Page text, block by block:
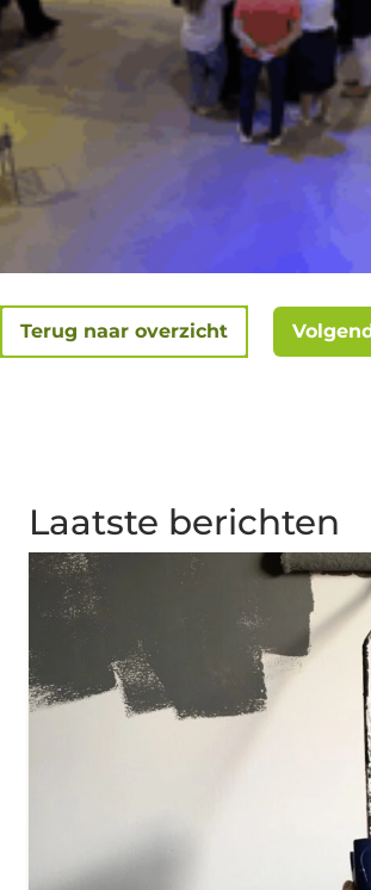
Terug naar overzicht
Laatste berichten